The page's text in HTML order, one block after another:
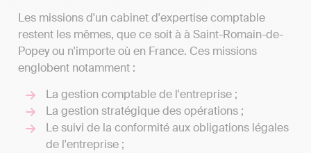
Les missions d'un cabinet d'expertise comptable
restent les mêmes, que ce soit à à Saint-Romain-de-
Popey ou n'importe où en France. Ces missions
englobent notamment :
La gestion comptable de l'entreprise ;
La gestion stratégique des opérations ;
Le suivi de la conformité aux obligations légales
de l'entreprise ;